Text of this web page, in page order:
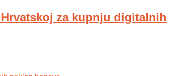
za kupnju digitalnih